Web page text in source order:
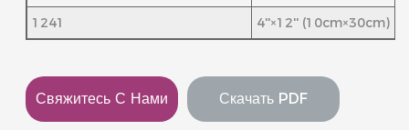
1241
4''×12'' (10cm×30cm)
Свяжитесь С Нами Скачать PDF